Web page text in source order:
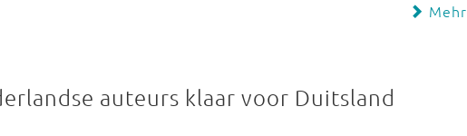
Mehr
auteurs klaar voor Duitsland